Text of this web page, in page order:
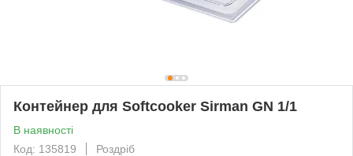
Контейнер для Softcooker Sirman GN 1/1
В наявності
Код: 135819
Роздріб